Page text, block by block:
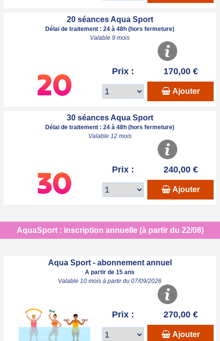
20 séances Aqua Sport
Délai de traitement : 24 à 48h (hors fermeture)
Valable 9 mois
Prix : 170,00 €
Ajouter
30 séances Aqua Sport
Délai de traitement : 24 à 48h (hors fermeture)
Valable 12 mois
Prix : 240,00 €
Ajouter
AquaSport : inscription annuelle (à partir du 22/08)
Aqua Sport - abonnement annuel
A partir de 15 ans
Valable 10 mois à partir du 07/09/2026
Prix : 270,00 €
Ajouter